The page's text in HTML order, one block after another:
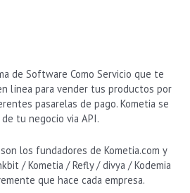
de Software Como Servicio que te
línea para vender tus productos por
pasarelas de pago. Kometia se
tu negocio via API.
son los fundadores de Kometia.com y
/ Kometia / Refly / divya / Kodemia
que hace cada empresa.